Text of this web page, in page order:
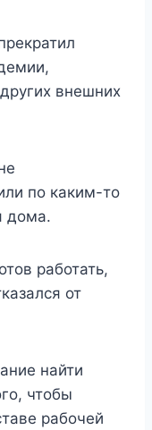
внешних
по каким-то
дома.
работать,
от
найти
чтобы
рабочей